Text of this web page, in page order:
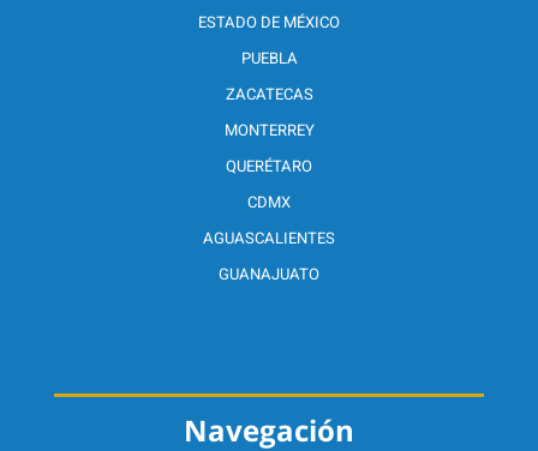
Navegación
ESTADO DE MÉXICO
PUEBLA
ZACATECAS
MONTERREY
QUERÉTARO
CDMX
AGUASCALIENTES
GUANAJUATO